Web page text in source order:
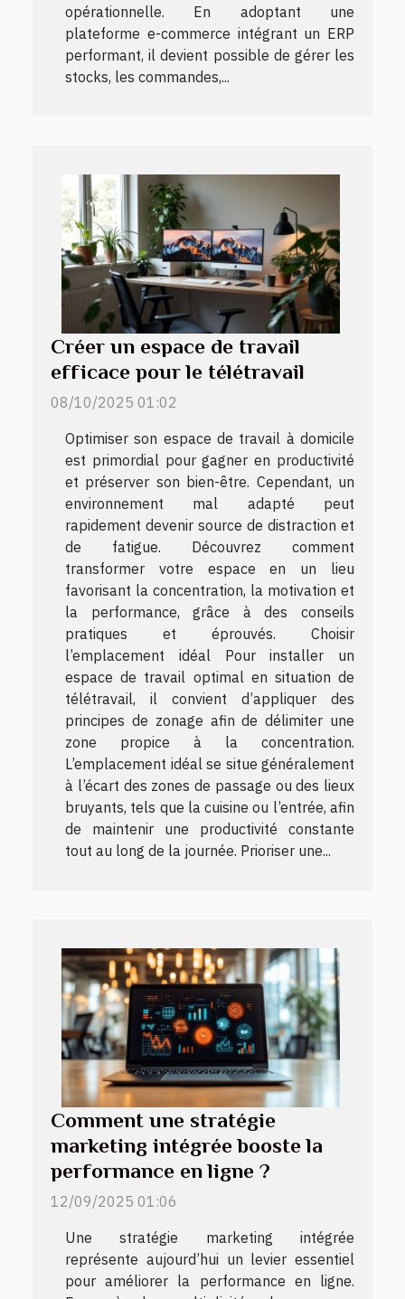
opérationnelle. En adoptant une
plateforme e-commerce intégrant un ERP
performant, il devient possible de gérer les
stocks, les commandes,...
Créer un espace de travail
efficace pour le télétravail
08/10/2025 01:02
Optimiser son espace de travail à domicile
est primordial pour gagner en productivité
et préserver son bien-être. Cependant, un
environnement mal adapté peut
rapidement devenir source de distraction et
de fatigue. Découvrez comment
transformer votre espace en un lieu
favorisant la concentration, la motivation et
la performance, grâce à des conseils
pratiques et éprouvés. Choisir
l’emplacement idéal Pour installer un
espace de travail optimal en situation de
télétravail, il convient d’appliquer des
principes de zonage afin de délimiter une
zone propice à la concentration.
L’emplacement idéal se situe généralement
à l’écart des zones de passage ou des lieux
bruyants, tels que la cuisine ou l’entrée, afin
de maintenir une productivité constante
tout au long de la journée. Prioriser une...
Comment une stratégie
marketing intégrée booste la
performance en ligne ?
12/09/2025 01:06
Une stratégie marketing intégrée
représente aujourd’hui un levier essentiel
pour améliorer la performance en ligne.